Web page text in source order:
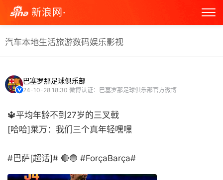
新浪网·
汽车本地生活旅游数码娱乐影视
巴塞罗那足球俱乐部
24-10-28 18:30 微博认证：巴塞罗那足球俱乐部官方微博
🔱平均年龄不到27岁的三叉戟
[哈哈]莱万：我们三个真年轻嘿嘿
#巴萨[超话]# 🔴🔵 #ForçaBarça# ​